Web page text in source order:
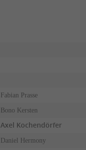
Fabian Prasse
Bono Kersten
Axel Kochendörfer
Daniel Hermony